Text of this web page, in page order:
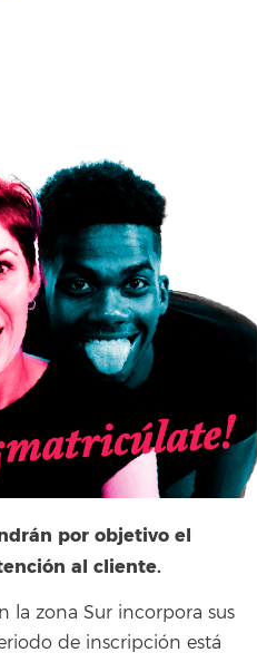
por objetivo el
al cliente.
la zona Sur incorpora sus
de inscripción está